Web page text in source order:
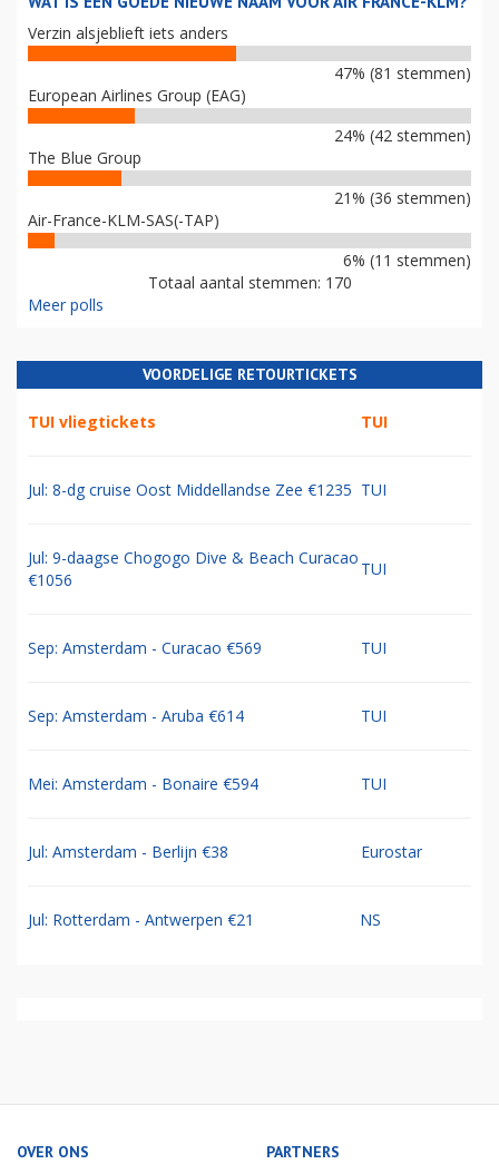
Verzin alsjeblieft iets anders
47% (81 stemmen)
European Airlines Group (EAG)
24% (42 stemmen)
The Blue Group
21% (36 stemmen)
Air-France-KLM-SAS(-TAP)
6% (11 stemmen)
Totaal aantal stemmen: 170
Meer polls
VOORDELIGE RETOURTICKETS
TUI vliegtickets TUI
Jul: 8-dg cruise Oost Middellandse Zee €1235 TUI
Jul: 9-daagse Chogogo Dive & Beach Curacao
€1056
TUI
Sep: Amsterdam - Curacao €569 TUI
Sep: Amsterdam - Aruba €614 TUI
Mei: Amsterdam - Bonaire €594 TUI
Jul: Amsterdam - Berlijn €38 Eurostar
Jul: Rotterdam - Antwerpen €21 NS
OVER ONS PARTNERS